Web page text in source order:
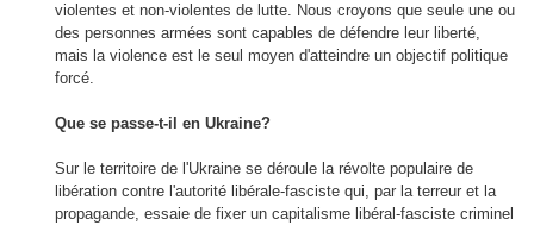
violentes et non-violentes de lutte. Nous croyons que seule une ou
des personnes armées sont capables de défendre leur liberté,
mais la violence est le seul moyen d'atteindre un objectif politique
forcé.
Que se passe-t-il en Ukraine?
Sur le territoire de l'Ukraine se déroule la révolte populaire de
libération contre l'autorité libérale-fasciste qui, par la terreur et la
propagande, essaie de fixer un capitalisme libéral-fasciste criminel